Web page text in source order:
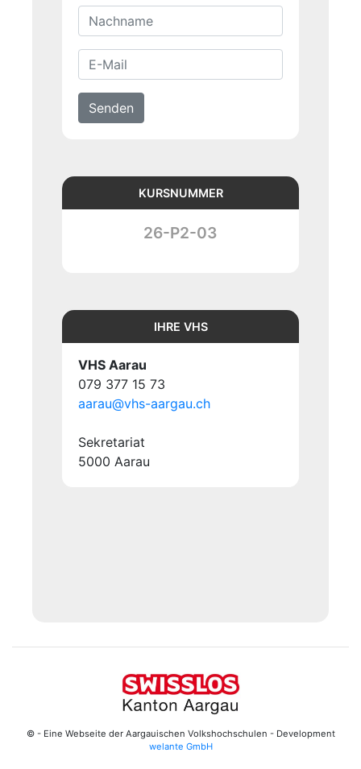
Senden
KURSNUMMER
26-P2-03
IHRE VHS
VHS Aarau
079 377 15 73
aarau@vhs-aargau.ch
Sekretariat
5000 Aarau
© - Eine Webseite der Aargauischen Volkshochschulen - Development
welante GmbH